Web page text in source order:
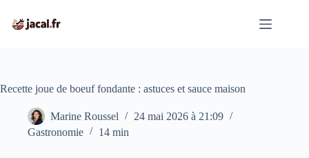
contenu
Recette joue de boeuf fondante : astuces et sauce maison
Marine Roussel
24 mai 2026 à 21:09
Gastronomie
14 min